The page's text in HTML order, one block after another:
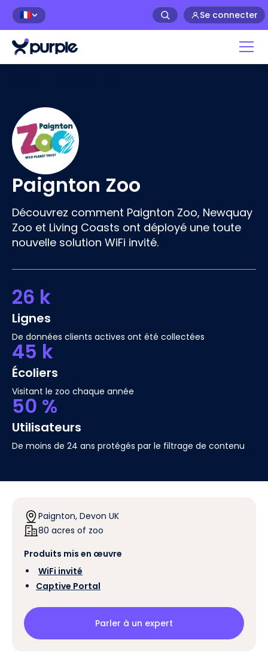
🇫🇷 Se connecter
Paignton Zoo
Découvrez comment Paignton Zoo, Newquay
Zoo et Living Coasts ont déployé une toute
nouvelle solution WiFi invité.
26 k
Lignes
De données clients actives ont été collectées
45 k
Écoliers
Visitant le zoo chaque année
50 %
Utilisateurs
De moins de 24 ans protégés par le filtrage de contenu
Paignton, Devon UK
80 acres of zoo
Produits mis en œuvre
WiFi invité
Captive Portal
Parler à un expert